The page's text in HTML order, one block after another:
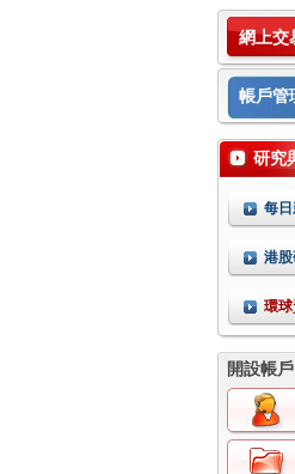
網上交
帳戶管
研究
每
港
環
開設帳戶